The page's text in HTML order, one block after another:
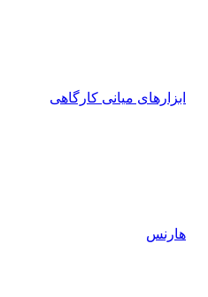
ابزارهای میانی کارگاهی
هارنس